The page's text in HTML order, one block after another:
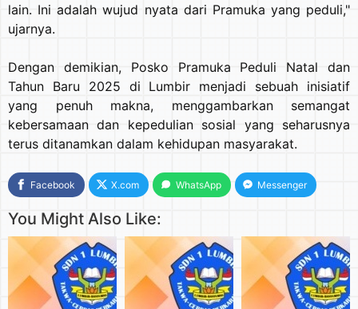
lain. Ini adalah wujud nyata dari Pramuka yang peduli,"
ujarnya.
Dengan demikian, Posko Pramuka Peduli Natal dan
Tahun Baru 2025 di Lumbir menjadi sebuah inisiatif
yang penuh makna, menggambarkan semangat
kebersamaan dan kepedulian sosial yang seharusnya
terus ditanamkan dalam kehidupan masyarakat.
Facebook X.com WhatsApp Messenger
You Might Also Like: